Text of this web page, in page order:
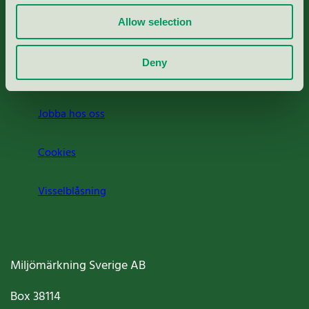
Allow selection
Deny
Press
Om oss
Jobba hos oss
Cookies
Visselblåsning
Miljömärkning Sverige AB
Box38114